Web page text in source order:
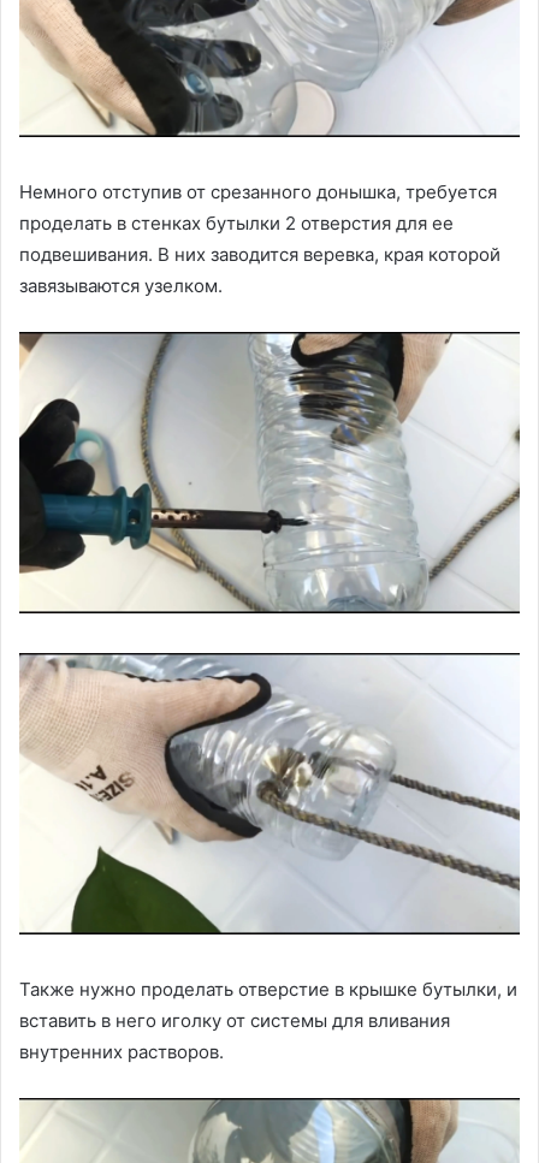
Немного отступив от срезанного донышка, требуется
проделать в стенках бутылки 2 отверстия для ее
подвешивания. В них заводится веревка, края которой
завязываются узелком.
Также нужно проделать отверстие в крышке бутылки, и
вставить в него иголку от системы для вливания
внутренних растворов.